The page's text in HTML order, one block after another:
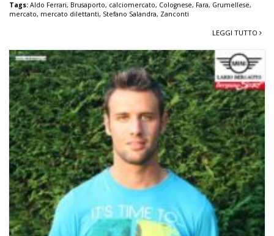
Tags: Aldo Ferrari, Brusaporto, calciomercato, Colognese, Fara, Grumellese,
mercato, mercato dilettanti, Stefano Salandra, Zanconti
LEGGI TUTTO